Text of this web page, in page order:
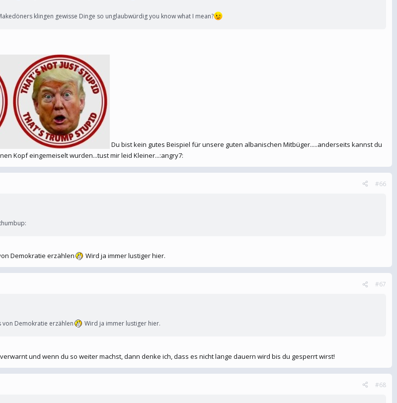
klingen gewisse Dinge so unglaubwürdig you know what I mean?
Du bist kein gutes Beispiel für unsere guten albanischen Mitbüger.....anderseits kannst du
Kopf eingemeiselt wurden...tust mir leid Kleiner...:angry7:
#66
Demokratie erzählen Wird ja immer lustiger hier.
#67
von Demokratie erzählen Wird ja immer lustiger hier.
und wenn du so weiter machst, dann denke ich, dass es nicht lange dauern wird bis du gesperrt wirst!
#68